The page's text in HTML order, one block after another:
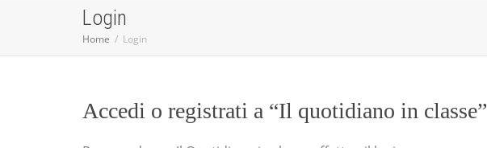
Login
Home Login
Accedi o registrati a “Il quotidiano in classe”